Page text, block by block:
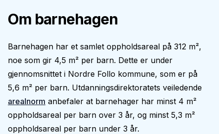
Om barnehagen
Barnehagen har et samlet oppholdsareal på 312 m²,
noe som gir 4,5 m² per barn. Dette er under
gjennomsnittet i Nordre Follo kommune, som er på
5,6 m² per barn. Utdanningsdirektoratets veiledende
arealnorm anbefaler at barnehager har minst 4 m²
oppholdsareal per barn over 3 år, og minst 5,3 m²
oppholdsareal per barn under 3 år.